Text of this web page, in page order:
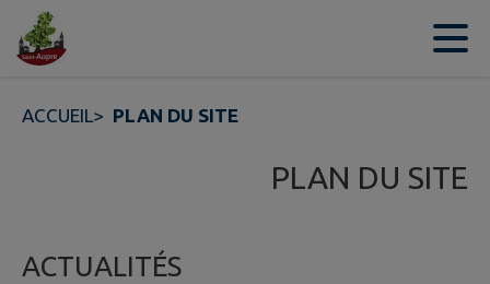
Contenu
ACCUEIL> PLAN DU SITE
PLAN DU SITE
ACTUALITÉS